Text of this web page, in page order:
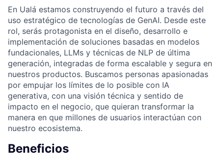
En Ualá estamos construyendo el futuro a través del
uso estratégico de tecnologías de GenAI. Desde este
rol, serás protagonista en el diseño, desarrollo e
implementación de soluciones basadas en modelos
fundacionales, LLMs y técnicas de NLP de última
generación, integradas de forma escalable y segura en
nuestros productos. Buscamos personas apasionadas
por empujar los límites de lo posible con IA
generativa, con una visión técnica y sentido de
impacto en el negocio, que quieran transformar la
manera en que millones de usuarios interactúan con
nuestro ecosistema.
Beneficios